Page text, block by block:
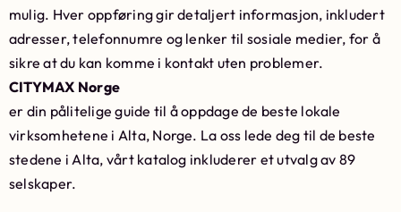
mulig. Hver oppføring gir detaljert informasjon, inkludert
adresser, telefonnumre og lenker til sosiale medier, for å
sikre at du kan komme i kontakt uten problemer.
CITYMAX Norge
er din pålitelige guide til å oppdage de beste lokale
virksomhetene i Alta, Norge. La oss lede deg til de beste
stedene i Alta, vårt katalog inkluderer et utvalg av 89
selskaper.